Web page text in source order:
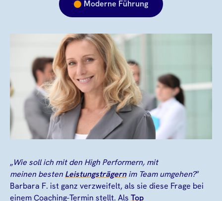
Moderne Führung
„Wie soll ich mit den High Performern, mit
meinen besten Leistungsträgernim Team umgehen?“
Barbara F. ist ganz verzweifelt, als sie diese Frage bei
einem Coaching-Termin stellt. Als Top